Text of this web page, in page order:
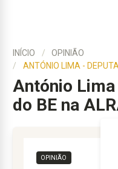
INÍCIO
OPINIÃO
ANTÓNIO LIMA -
António
do BE na
OPINIÃO